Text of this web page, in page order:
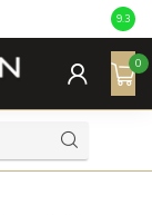
9.3
0